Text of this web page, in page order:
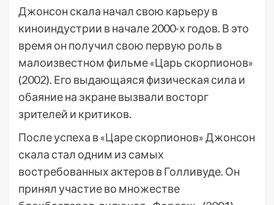
Джонсон скала начал свою карьеру в
киноиндустрии в начале 2000-х годов. В это
время он получил свою первую роль в
малоизвестном фильме «Царь скорпионов»
(2002). Его выдающаяся физическая сила и
обаяние на экране вызвали восторг
зрителей и критиков.
После успеха в «Царе скорпионов» Джонсон
скала стал одним из самых
востребованных актеров в Голливуде. Он
принял участие во множестве